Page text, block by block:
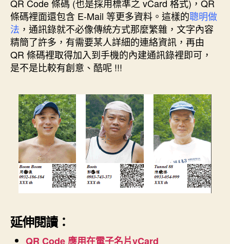
QR Code 條碼 (也是採用標準之 vCard 格式)，QR
條碼裡面還包含 E-Mail 等更多資料。這樣的聰明做
法 ，通訊錄就不必像傳統方式那麼繁雜，文字內容
精簡了許多，有需要某人詳細的連絡資訊，再由
QR 條碼裡取得加入到手機的內建通訊錄裡即可，
是不是比較有創意、酷呢 !!!
延伸閱讀：
QR Code 應用在電子名片vCard